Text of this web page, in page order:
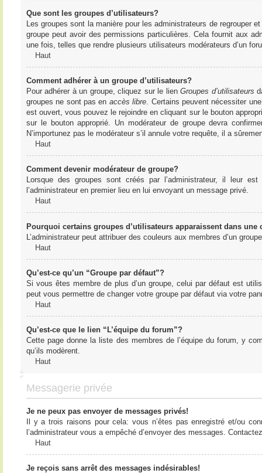
Que sont les groupes d’utilisateurs?
Les groupes sont la manière pour les administrateurs de regrouper
groupe peut avoir des permissions particulières. Cela fournit aux
une fois, telles que rendre plusieurs utilisateurs modérateurs d’un
Haut
Comment adhérer à un groupe d’utilisateurs?
Pour adhérer à un groupe, cliquez sur le lienGroupes d’utilisateurs
groupes ne sont pas en accès libre. Certains peuvent nécessiter
est ouvert, vous pouvez le rejoindre en cliquant sur le bouton
sur le bouton approprié. Un modérateur de groupe devra
N’importunez pas le modérateur s’il annule votre requête, il a
Haut
Comment devenir modérateur de groupe?
Lorsque des groupes sont créés par l’administrateur, il leur
l’administrateur en premier lieu en lui envoyant un message privé.
Haut
Pourquoi certains groupes d’utilisateurs apparaissent dans une
L’administrateur peut attribuer des couleurs aux membres d’un
Haut
Qu’est-ce qu’un “Groupe par défaut”?
Si vous êtes membre de plus d’un groupe, celui par défaut est
peut vous permettre de changer votre groupe par défaut via votre
Haut
Qu’est-ce que le lien “L’équipe du forum”?
Cette page donne la liste des membres de l’équipe du forum, y
qu’ils modèrent.
Haut
Messagerie privée
Je ne peux pas envoyer de messages privés!
Il y a trois raisons pour cela: vous n’êtes pas enregistré et/ou
l’administrateur vous a empêché d’envoyer des messages.
Haut
Je reçois sans arrêt des messages indésirables!